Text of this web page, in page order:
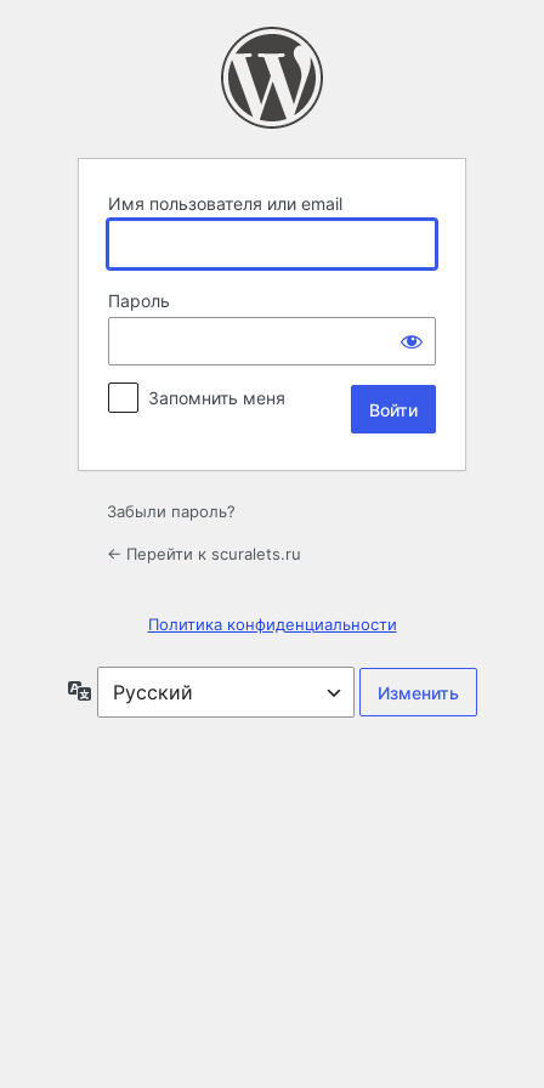
Имя пользователя или email
Пароль
Запомнить меня
Забыли пароль?
← Перейти к scuralets.ru
Политика конфиденциальности
Язык